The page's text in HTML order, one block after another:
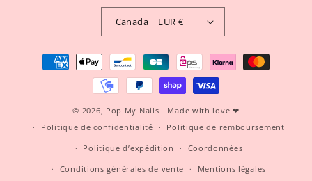
Canada | EUR €
Moyens
© 2026, Pop My Nails - Made with love ❤
Politique de confidentialité
Politique de remboursement
Politique d’expédition
Coordonnées
Conditions générales de vente
Mentions légales